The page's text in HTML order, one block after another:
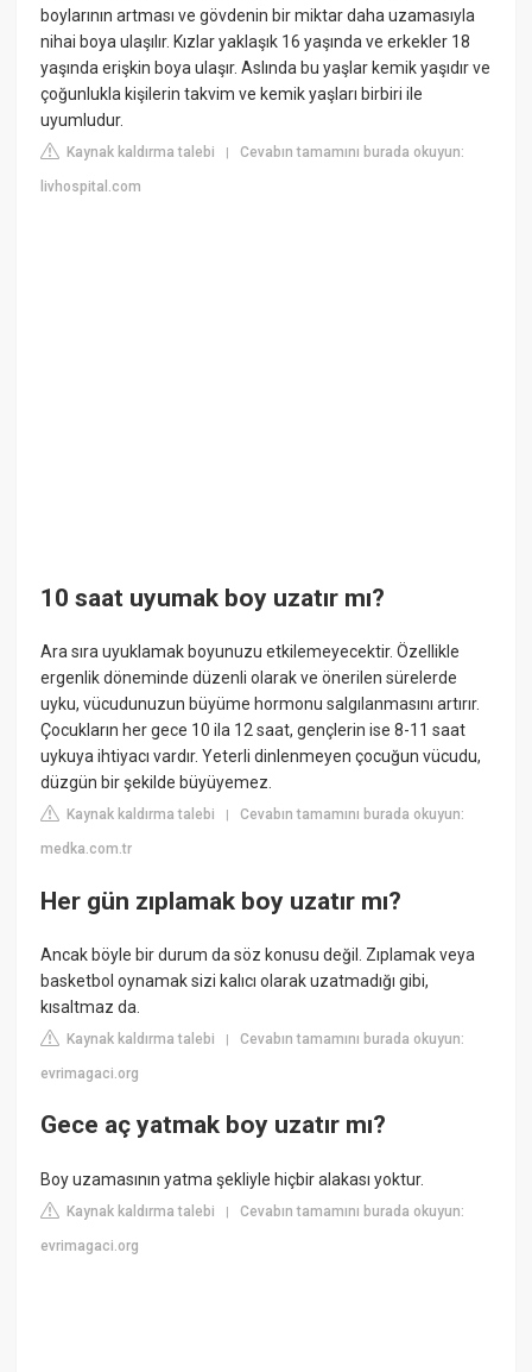
boylarının artması ve gövdenin bir miktar daha uzamasıyla
nihai boya ulaşılır. Kızlar yaklaşık 16 yaşında ve erkekler 18
yaşında erişkin boya ulaşır. Aslında bu yaşlar kemik yaşıdır ve
çoğunlukla kişilerin takvim ve kemik yaşları birbiri ile
uyumludur.
Kaynak kaldırma talebi |Cevabın tamamını burada okuyun:
livhospital.com
10 saat uyumak boy uzatır mı?
Ara sıra uyuklamak boyunuzu etkilemeyecektir. Özellikle
ergenlik döneminde düzenli olarak ve önerilen sürelerde
uyku, vücudunuzun büyüme hormonu salgılanmasını artırır.
Çocukların her gece 10 ila 12 saat, gençlerin ise 8-11 saat
uykuya ihtiyacı vardır. Yeterli dinlenmeyen çocuğun vücudu,
düzgün bir şekilde büyüyemez.
Kaynak kaldırma talebi |Cevabın tamamını burada okuyun:
medka.com.tr
Her gün zıplamak boy uzatır mı?
Ancak böyle bir durum da söz konusu değil. Zıplamak veya
basketbol oynamak sizi kalıcı olarak uzatmadığı gibi,
kısaltmaz da.
Kaynak kaldırma talebi |Cevabın tamamını burada okuyun:
evrimagaci.org
Gece aç yatmak boy uzatır mı?
Boy uzamasının yatma şekliyle hiçbir alakası yoktur.
Kaynak kaldırma talebi |Cevabın tamamını burada okuyun:
evrimagaci.org